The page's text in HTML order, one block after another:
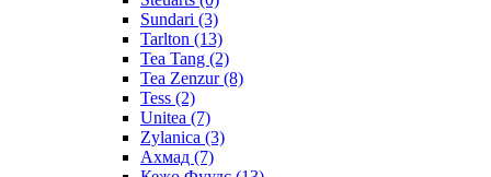
Sundari (3)
Tarlton (13)
Tea Tang (2)
Tea Zenzur(8)
Tess (2)
Unitea (7)
Zylanica (3)
Ахмад (7)